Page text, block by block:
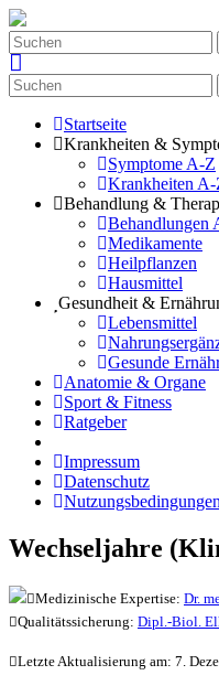
Startseite
Krankheiten &
Symptome A-Z
Krankheiten A-
Behandlung &
Behandlungen
Medikamente
Heilpflanzen
Hausmittel
Gesundheit &
Lebensmittel
Gesunde
Anatomie & Organe
Sport & Fitness
Ratgeber
Impressum
Datenschutz
Nutzungsbedingungen
Wechseljahre
Medizinische Expertise: Dr.
Qualitätssicherung: Dipl.-Biol.
Letzte Aktualisierung am: 7.